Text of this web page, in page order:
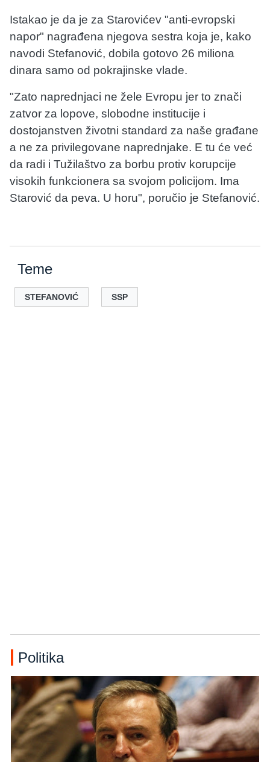
Istakao je da je za Starovićev "anti-evropski
napor" nagrađena njegova sestra koja je, kako
navodi Stefanović, dobila gotovo 26 miliona
dinara samo od pokrajinske vlade.
"Zato naprednjaci ne žele Evropu jer to znači
zatvor za lopove, slobodne institucije i
dostojanstven životni standard za naše građane
a ne za privilegovane naprednjake. E tu će već
da radi i Tužilaštvo za borbu protiv korupcije
visokih funkcionera sa svojom policijom. Ima
Starović da peva. U horu", poručio je Stefanović.
Teme
STEFANOVIĆ SSP
Politika